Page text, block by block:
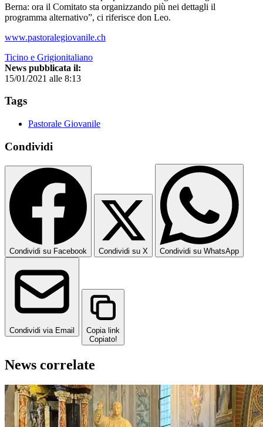
Berna: ora il Comitato sta organizzando più nei dettagli il
programma alternativo”, ci riferisce don Leo.
www.pastoralegiovanile.ch
Ticino e Grigionitaliano
News pubblicata il:
15/01/2021 alle 8:13
Tags
Pastorale Giovanile
Condividi
Condividi su Facebook Condividi su X Condividi su WhatsApp
Condividi via Email
Copia link
Copiato!
News correlate